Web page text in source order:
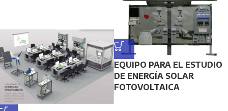
EQUIPO PARA EL ESTUDIO
DE ENERGÍA SOLAR
FOTOVOLTAICA